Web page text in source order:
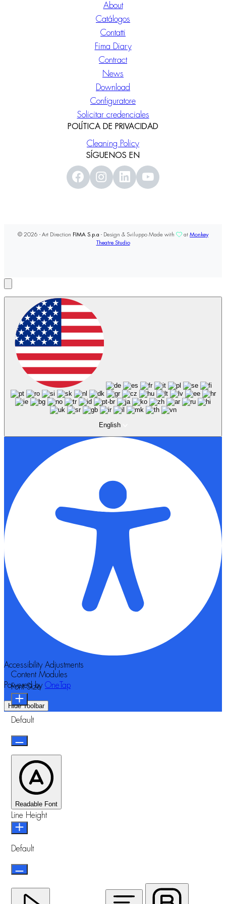
About
Catálogos
Contatti
Fima Diary
Contract
News
Download
Configuratore
Solicitar credenciales
POLÍTICA DE PRIVACIDAD
Cleaning Policy
SÍGUENOS EN
© 2026 - Art Direction FIMA S.p.a - Design & Sviluppo Made with at Monkey
Theatre Studio
English
Accessibility Adjustments
Powered by OneTap
Hide Toolbar
Content Modules
Font Size
Default
Readable Font
Line Height
Default